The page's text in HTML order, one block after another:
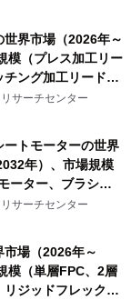
世界市場（2026年～
模（プレス加工リー
チング加工リードフ
ポートを発表
サーチセンター
ートモーターの世界
年）、市場規模
ーター、ブラシレ
分析レポートを発
サーチセンター
市場（2026年～
模（単層FPC、2層
リジッドフレックス